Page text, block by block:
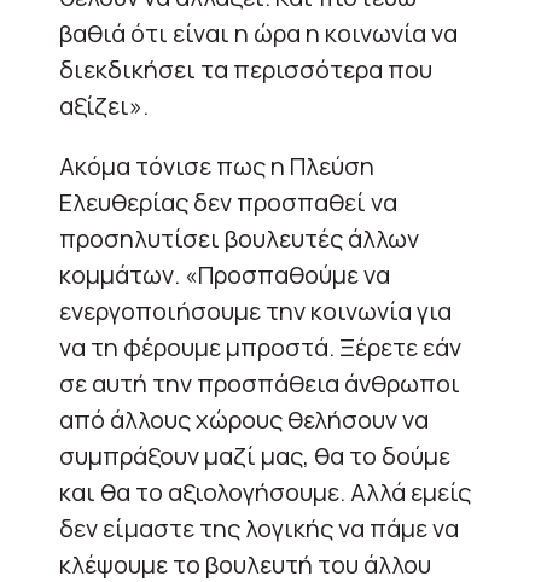
βαθιά ότι είναι η ώρα η κοινωνία να
διεκδικήσει τα περισσότερα που
αξίζει».
Ακόμα τόνισε πως η Πλεύση
Ελευθερίας δεν προσπαθεί να
προσηλυτίσει βουλευτές άλλων
κομμάτων. «Προσπαθούμε να
ενεργοποιήσουμε την κοινωνία για
να τη φέρουμε μπροστά. Ξέρετε εάν
σε αυτή την προσπάθεια άνθρωποι
από άλλους χώρους θελήσουν να
συμπράξουν μαζί μας, θα το δούμε
και θα το αξιολογήσουμε. Αλλά εμείς
δεν είμαστε της λογικής να πάμε να
κλέψουμε το βουλευτή του άλλου